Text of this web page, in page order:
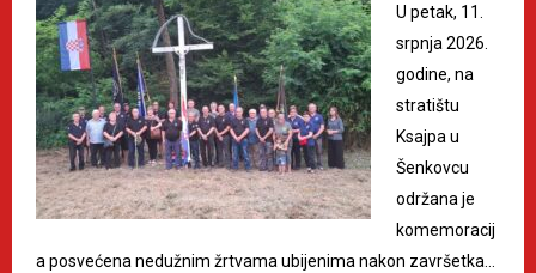
U petak, 11.
srpnja 2026.
godine, na
stratištu
Ksajpa u
Šenkovcu
održana je
komemoracij
a posvećena nedužnim žrtvama ubijenima nakon završetka…